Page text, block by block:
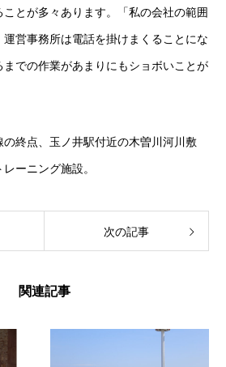
とが多々あります。「私の会社の範囲
営事務所は電話を掛けまくることにな
までの作業があまりにもショボいことが
終点、玉ノ井駅付近の木曽川河川敷
ーニング施設。
次の記事
関連記事